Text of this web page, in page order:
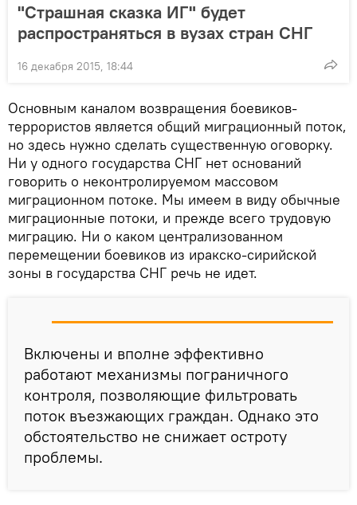
"Страшная сказка ИГ" будет
распространяться в вузах стран СНГ
16 декабря 2015, 18:44
Основным каналом возвращения боевиков-
террористов является общий миграционный поток,
но здесь нужно сделать существенную оговорку.
Ни у одного государства СНГ нет оснований
говорить о неконтролируемом массовом
миграционном потоке. Мы имеем в виду обычные
миграционные потоки, и прежде всего трудовую
миграцию. Ни о каком централизованном
перемещении боевиков из иракско-сирийской
зоны в государства СНГ речь не идет.
Включены и вполне эффективно
работают механизмы пограничного
контроля, позволяющие фильтровать
поток въезжающих граждан. Однако это
обстоятельство не снижает остроту
проблемы.